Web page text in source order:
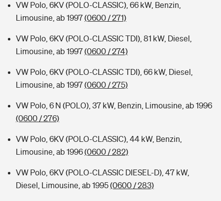
Kinderunfall-Check: Mehr Sicherheit für deine Kids
Typklassen: So ist Ihr Auto eingestuft
Sie haben Fragen?
VW Polo, 6KV (POLO-CLASSIC), 66 kW, Benzin,
Limousine, ab 1997(0600 / 271)
VW Polo, 6KV (POLO-CLASSIC TDI), 81 kW, Diesel,
Limousine, ab 1997(0600 / 274)
VW Polo, 6KV (POLO-CLASSIC TDI), 66 kW, Diesel,
Limousine, ab 1997(0600 / 275)
VW Polo, 6 N (POLO), 37 kW, Benzin, Limousine, ab 1996
(0600 / 276)
VW Polo, 6KV (POLO-CLASSIC), 44 kW, Benzin,
Limousine, ab 1996(0600 / 282)
VW Polo, 6KV (POLO-CLASSIC DIESEL-D), 47 kW,
Diesel, Limousine, ab 1995(0600 / 283)